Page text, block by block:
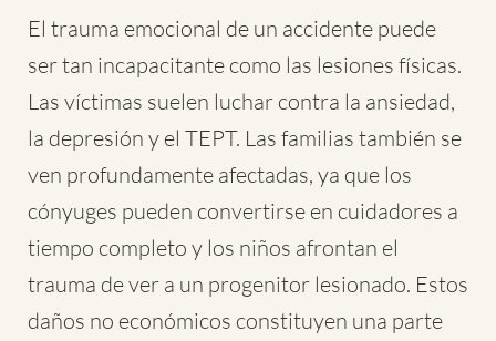
El trauma emocional de un accidente puede
ser tan incapacitante como las lesiones físicas.
Las víctimas suelen luchar contra la ansiedad,
la depresión y el TEPT. Las familias también se
ven profundamente afectadas, ya que los
cónyuges pueden convertirse en cuidadores a
tiempo completo y los niños afrontan el
trauma de ver a un progenitor lesionado. Estos
daños no económicos constituyen una parte